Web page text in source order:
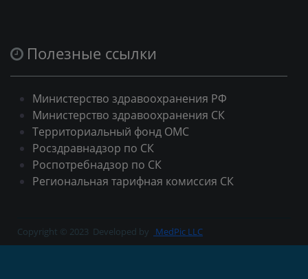
Полезные ссылки
Министерство здравоохранения РФ
Министерство здравоохранения СК
Территориальный фонд ОМС
Росздравнадзор по СК
Роспотребнадзор по СК
Региональная тарифная комиссия СК
Copyright © 2023 Developed by MedPic LLC